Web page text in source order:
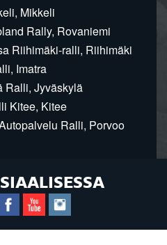
Mikkeli
Rally, Rovaniemi
Riihimäki-ralli, Riihimäki
Imatra
Ralli, Jyväskylä
Kitee, Kitee
Ralli, Porvoo